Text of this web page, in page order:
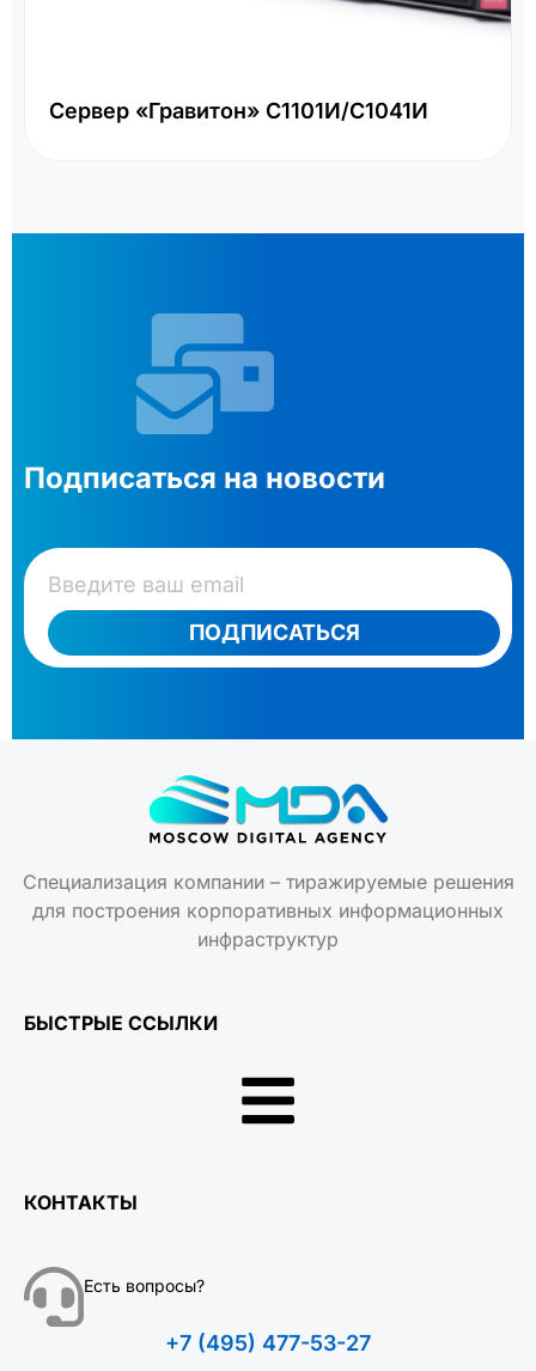
Сервер «Гравитон» С1101И/С1041И
Подписаться на новости
ПОДПИСАТЬСЯ
Специализация компании – тиражируемые решения
для построения корпоративных информационных
инфраструктур
БЫСТРЫЕ ССЫЛКИ
КОНТАКТЫ
Есть вопросы?
+7 (495) 477-53-27